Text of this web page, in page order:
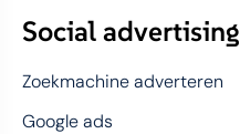
Social advertising
Zoekmachine adverteren
Google ads